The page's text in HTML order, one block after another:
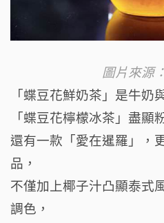
圖片來源：
「蝶豆花鮮奶茶」是牛奶
「蝶豆花檸檬冰茶」盡顯
還有一款「愛在暹羅」，
品，
不僅加上椰子汁凸顯泰式
調色，